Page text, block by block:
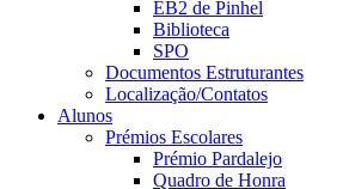
EB2 de Pinhel
Biblioteca
SPO
Documentos Estruturantes
Localização/Contatos
Alunos
Prémios Escolares
Prémio Pardalejo
Quadro de Honra